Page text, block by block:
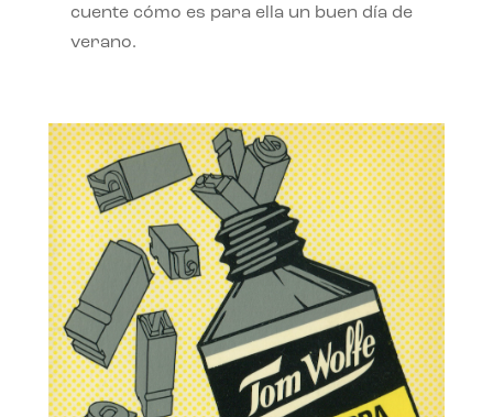
cuente cómo es para ella un buen día de
verano.